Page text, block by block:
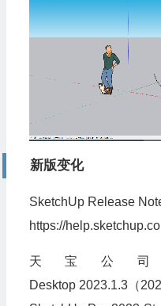
新版变化
SketchUp Release
https://
天宝公司
Desktop 2023.1.3（